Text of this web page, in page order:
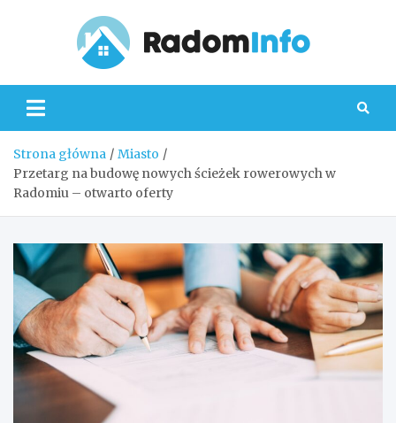
Strona główna
Miasto
Przetarg na budowę nowych ścieżek rowerowych w
Radomiu – otwarto oferty